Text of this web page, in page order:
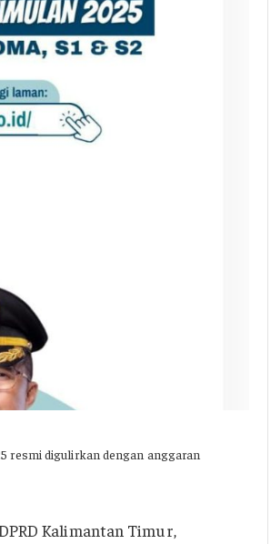
resmi digulirkan dengan anggaran
Kalimantan Timur,